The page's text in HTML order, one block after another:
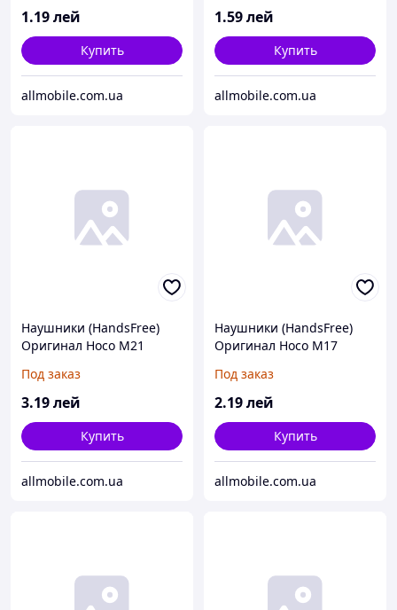
1.19лей
Купить
allmobile.com.ua
1.59лей
Купить
allmobile.com.ua
Наушники (HandsFree)
Оригинал Hoco M21
Под заказ
3.19лей
Купить
allmobile.com.ua
Наушники (HandsFree)
Оригинал Hoco M17
Под заказ
2.19лей
Купить
allmobile.com.ua